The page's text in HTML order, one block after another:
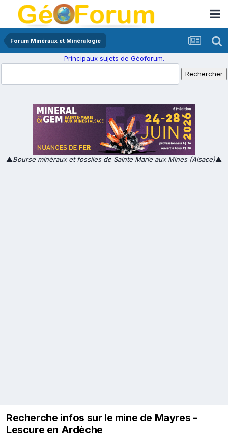
Forum Minéraux et Minéralogie
Principaux sujets de Géoforum.
▲Bourse minéraux et fossiles de Sainte Marie aux Mines (Alsace)▲
Recherche infos sur le mine de Mayres -
Lescure en Ardèche